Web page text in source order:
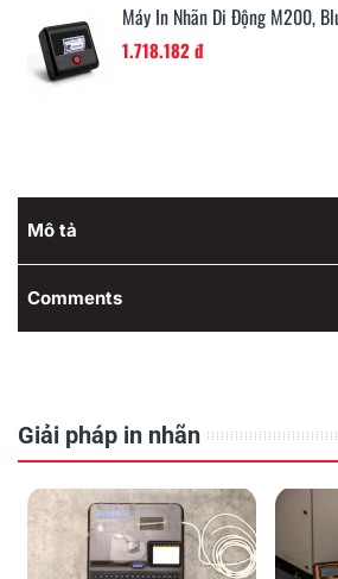
Máy In Nhãn Di Động M200,
1.718.182 đ
Mô tả
Comments
Giải pháp in nhãn